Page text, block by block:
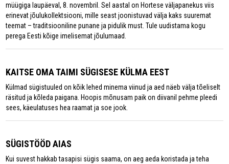
müügiga laupäeval, 8. novembril. Sel aastal on Hortese väljapanekus viis
erinevat jõulukollektsiooni, mille seast joonistuvad välja kaks suuremat
teemat – traditsiooniline punane ja pidulik must. Tule uudistama kogu
perega Eesti kõige imelisemat jõulumaad.
KAITSE OMA TAIMI SÜGISESE KÜLMA EEST
Külmad sügistuuled on kõik lehed minema viinud ja aed näeb välja tõeliselt
räsitud ja kõleda paigana. Hoopis mõnusam paik on diivanil pehme pleedi
sees, käeulatuses hea raamat ja soe jook.
SÜGISTÖÖD AIAS
Kui suvest hakkab tasapisi sügis saama, on aeg aeda koristada ja teha